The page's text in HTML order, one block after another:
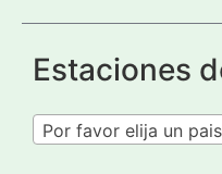
Estaciones
Por favor elija un pais